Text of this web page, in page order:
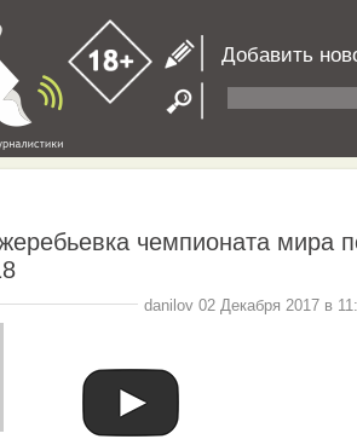
Добавить
чемпионата мира
danilov 02 Декабря 2017 в